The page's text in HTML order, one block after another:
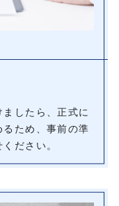
したら、正式に
ため、事前の準
ださい。